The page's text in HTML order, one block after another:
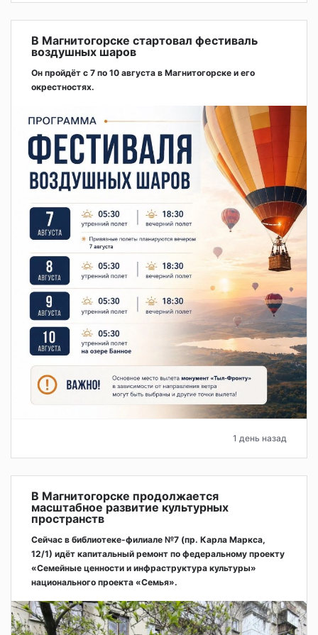
В Магнитогорске стартовал фестиваль
воздушных шаров
Он пройдёт с 7 по 10 августа в Магнитогорске и его
окрестностях.
1 день назад
В Магнитогорске продолжается
масштабное развитие культурных
пространств
Сейчас в библиотеке-филиале №7 (пр. Карла Маркса,
12/1) идёт капитальный ремонт по федеральному проекту
«Семейные ценности и инфраструктура культуры»
национального проекта «Семья».